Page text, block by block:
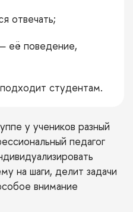
отвечать;
её поведение,
студентам.
у учеников разный
педагог
на шаги, делит задачи
внимание